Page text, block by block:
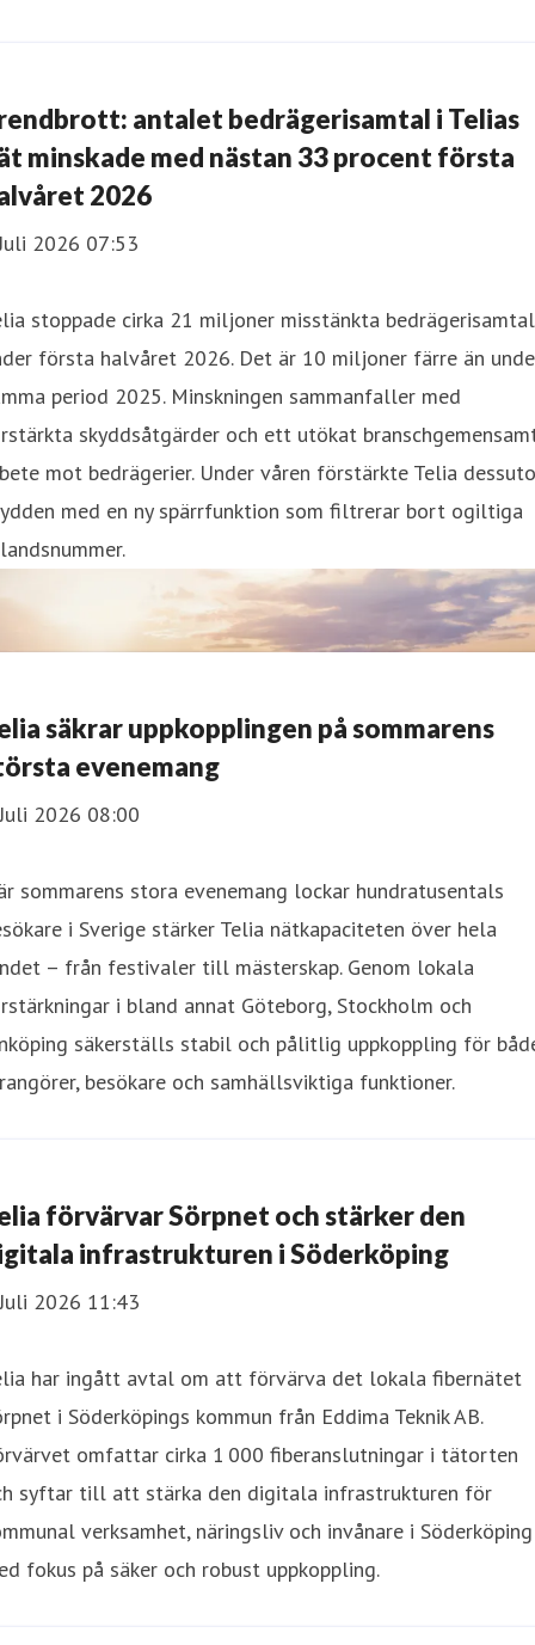
antalet bedrägerisamtal i Telias
minskade med nästan 33 procent första
2026
2026 07:53
stoppade cirka 21 miljoner misstänkta bedrägerisamtal
första halvåret 2026. Det är 10 miljoner färre än
period 2025. Minskningen sammanfaller med
skyddsåtgärder och ett utökat
mot bedrägerier. Under våren förstärkte Telia
med en ny spärrfunktion som filtrerar bort ogiltiga
säkrar uppkopplingen på sommarens
evenemang
2026 08:00
sommarens stora evenemang lockar hundratusentals
i Sverige stärker Telia nätkapaciteten över hela
– från festivaler till mästerskap. Genom lokala
i bland annat Göteborg, Stockholm och
säkerställs stabil och pålitlig uppkoppling för
besökare och samhällsviktiga funktioner.
förvärvar Sörpnet och stärker den
infrastrukturen i Söderköping
2026 11:43
har ingått avtal om att förvärva det lokala fibernätet
i Söderköpings kommun från Eddima Teknik AB.
omfattar cirka 1 000 fiberanslutningar i tätorten
syftar till att stärka den digitala infrastrukturen för
verksamhet, näringsliv och invånare i
fokus på säker och robust uppkoppling.